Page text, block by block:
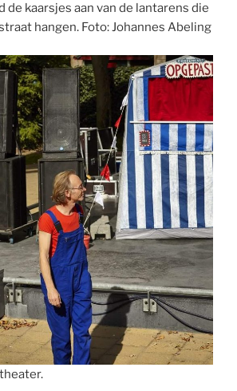
de kaarsjes aan van de lantarens die
hangen. Foto: Johannes Abeling